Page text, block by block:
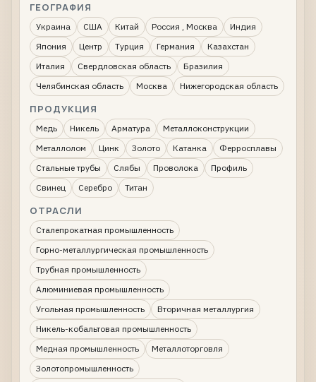
ГЕОГРАФИЯ
Украина США Китай Россия , Москва
Индия
Япония
Центр Турция Германия
Казахстан
Италия
Свердловская область
Бразилия
Челябинская область
Москва Нижегородская область
ПРОДУКЦИЯ
Медь Никель Арматура
Металлоконструкции
Металлолом
Цинк Золото Катанка
Ферросплавы
Стальные трубы
Слябы Проволока
Профиль
Свинец
Серебро Титан
ОТРАСЛИ
Сталепрокатная промышленность
Горно-металлургическая промышленность
Трубная промышленность
Алюминиевая промышленность
Угольная промышленность
Вторичная металлургия
Никель-кобальтовая промышленность
Медная промышленность
Металлоторговля
Золотопромышленность